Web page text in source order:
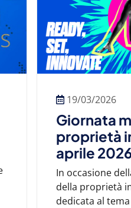
19/03/2026
Giornata
proprietà
aprile
In occasione
della proprietà
dedicata al